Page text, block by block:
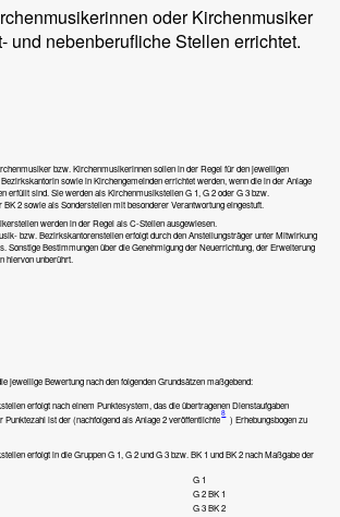
oder Kirchenmusiker
und nebenberufliche Stellen errichtet.
bzw. Kirchenmusikerinnen sollen in der Regel für den jeweiligen
sowie in Kirchengemeinden errichtet werden, wenn die in der Anlage
erfüllt sind. Sie werden als Kirchenmusikstellen G 1, G 2 oder G 3 bzw.
2 sowie als Sonderstellen mit besonderer Verantwortung eingestuft.
werden in der Regel als C-Stellen ausgewiesen.
bzw. Bezirkskantorenstellen erfolgt durch den Anstellungsträger unter Mitwirkung
Sonstige Bestimmungen über die Genehmigung der Neuerrichtung, der Erweiterung
hiervon unberührt.
jeweilige Bewertung nach den folgenden Grundsätzen maßgebend:
erfolgt nach einem Punktesystem, das die übertragenen Dienstaufgaben
ist der (nachfolgend als Anlage 2 veröffentlichte
8
) Erhebungsbogen zu
erfolgt in die Gruppen G 1, G 2 und G 3 bzw. BK 1 und BK 2 nach Maßgabe der
G 1
G 2 BK 1
G 3 BK 2